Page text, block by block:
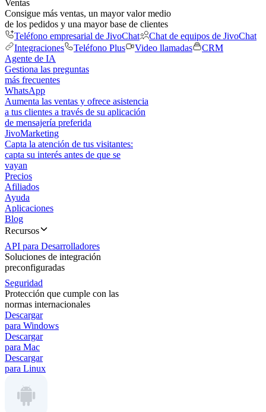
Ventas
Consigue más ventas, un mayor valor medio
de los pedidos y una mayor base de clientes
Teléfono empresarial de JivoChat
Chat de equipos de JivoChat
Integraciones
Teléfono Plus Video llamadas
CRM
Agente de IA
Gestiona las preguntas
más frecuentes
WhatsApp
Aumenta las ventas y ofrece asistencia
a tus clientes a través de su aplicación
de mensajería preferida
JivoMarketing
Capta la atención de tus visitantes:
capta su interés antes de que se
vayan
Precios
Afiliados
Ayuda
Aplicaciones
Blog
Recursos
API para Desarrolladores
Soluciones de integración
preconfiguradas
Seguridad
Protección que cumple con las
normas internacionales
Descargar
para Windows
Descargar
para Mac
Descargar
para Linux